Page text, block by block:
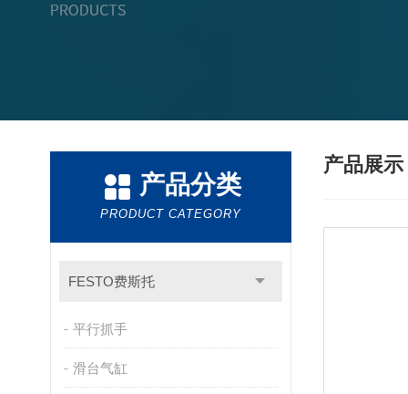
产品分类
PRODUCT CATEGORY
FESTO费斯托
平行抓手
滑台气缸
产品展示